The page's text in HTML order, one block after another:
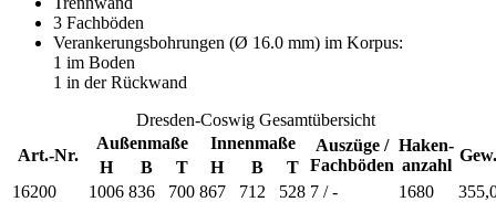
3 Fachböden
Verankerungsbohrungen (Ø 16.0 mm) im Korpus:
1 im Boden
1 in der Rückwand
Dresden-Coswig Gesamtübersicht
Art.-Nr.
Außenmaße Innenmaße
Auszüge /
Fachböden
Haken-
anzahl
Gew.
H B T H B
T
16200
1006 836 700 867 712 528 7 / - 1680